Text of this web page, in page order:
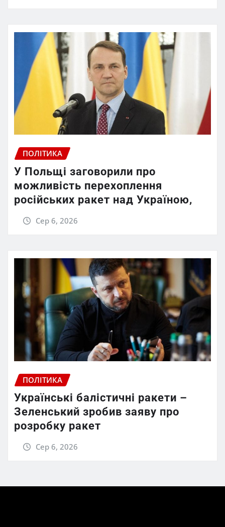
ПОЛІТИКА
У Польщі заговорили про
можливість перехоплення
російських ракет над Україною,
Сер 6, 2026
ПОЛІТИКА
Українські балістичні ракети –
Зеленський зробив заяву про
розробку ракет
Сер 6, 2026